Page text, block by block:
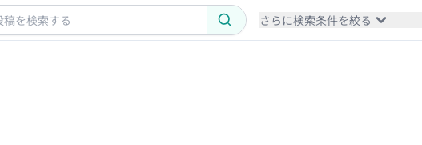
さらに検索条件を絞る